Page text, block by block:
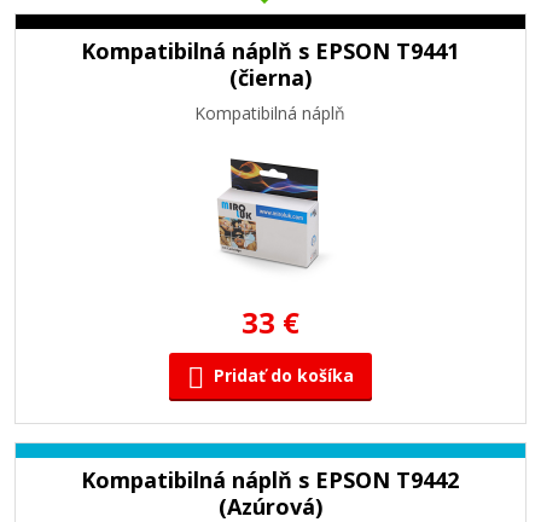
Kompatibilná náplň s EPSON T9441
(čierna)
Kompatibilná náplň
33 €
Pridať do košíka
Kompatibilná náplň s EPSON T9442
(Azúrová)